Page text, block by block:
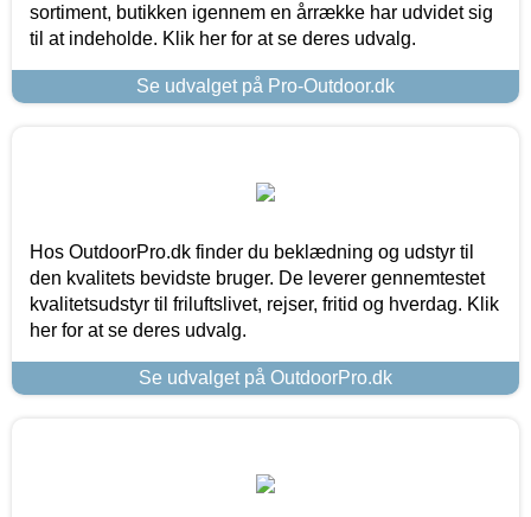
sortiment, butikken igennem en årrække har udvidet sig
til at indeholde. Klik her for at se deres udvalg.
Se udvalget på Pro-Outdoor.dk
Hos OutdoorPro.dk finder du beklædning og udstyr til
den kvalitets bevidste bruger. De leverer gennemtestet
kvalitetsudstyr til friluftslivet, rejser, fritid og hverdag. Klik
her for at se deres udvalg.
Se udvalget på OutdoorPro.dk